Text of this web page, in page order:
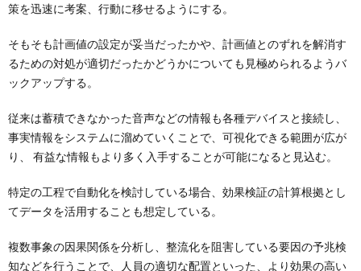
策を迅速に考案、行動に移せるようにする。
そもそも計画値の設定が妥当だったかや、計画値とのずれを解消す
るための対処が適切だったかどうかについても見極められるようバ
ックアップする。
従来は蓄積できなかった音声などの情報も各種デバイスと接続し、
事実情報をシステムに溜めていくことで、可視化できる範囲が広が
り、 有益な情報もより多く入手することが可能になると見込む。
特定の工程で自動化を検討している場合、効果検証の計算根拠とし
てデータを活用することも想定している。
複数事象の因果関係を分析し、整流化を阻害している要因の予兆検
知などを行うことで、人員の適切な配置といった、より効果の高い